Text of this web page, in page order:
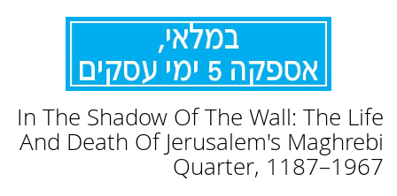
In The Shadow Of The Wall: The Life
And Death Of Jerusalem's Maghrebi
Quarter, 1187–1967
להתחלה
של
גלריית
תמונות